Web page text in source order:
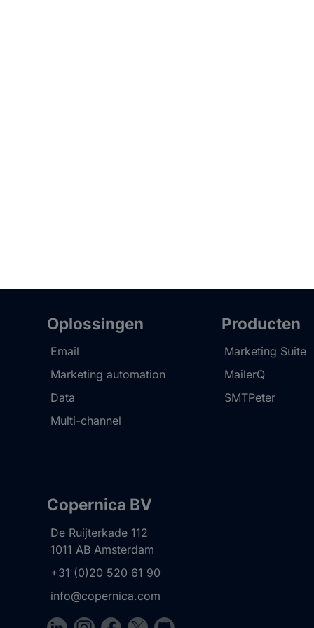
Oplossingen
Email
Marketing automation
Data
Multi-channel
Producten
Marketing Suite
MailerQ
SMTPeter
Copernica BV
De Ruijterkade 112
1011 AB Amsterdam
+31 (0)20 520 61 90
info@copernica.com